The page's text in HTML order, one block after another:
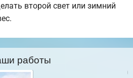
второй свет или зимний
работы